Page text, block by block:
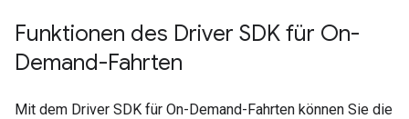
Funktionen des Driver SDK für On-
Demand-Fahrten
Mit dem Driver SDK für On-Demand-Fahrten können Sie die